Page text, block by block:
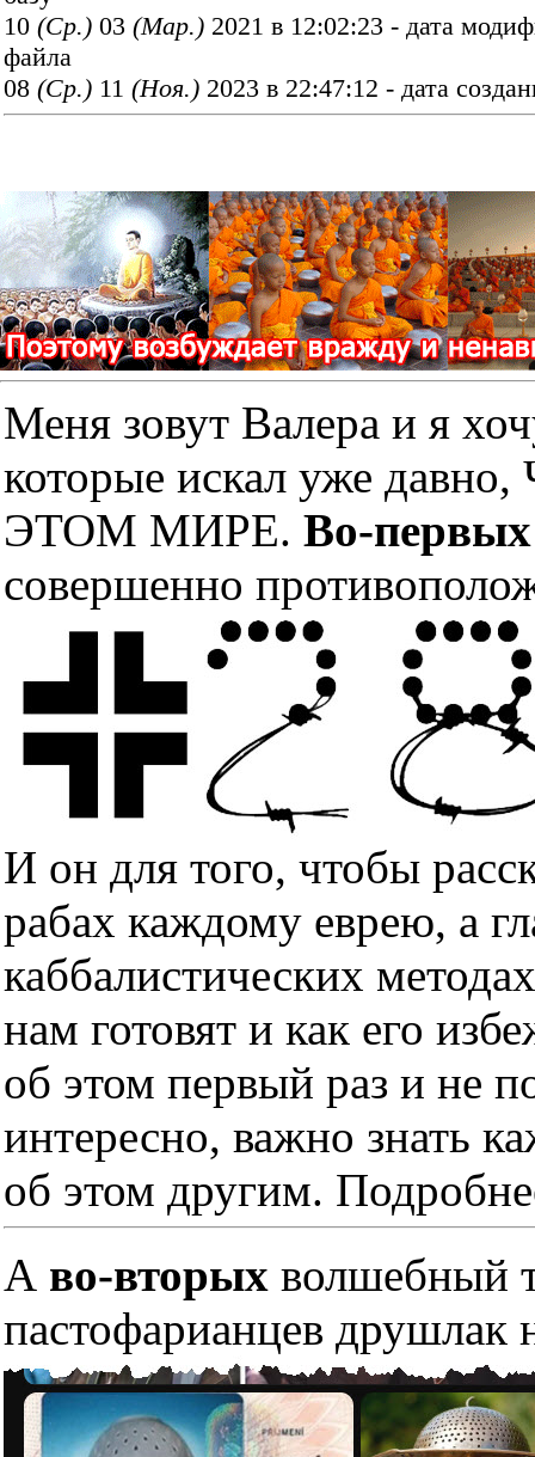
10 (Ср.) 03 (Мар.) 2021 в 12:02:23 - дата
файла
08 (Ср.) 11 (Ноя.) 2023 в 22:47:12 - дата
Меня зовут Валера и я
которые искал уже
ЭТОМ МИРЕ. Во-первых
совершенно
И он для того, чтобы
рабах каждому еврею, а
каббалистических
нам готовят и как его
об этом первый раз и не
интересно, важно знать
об этом другим.
А во-вторых волшебный
пастофарианцев друшлак